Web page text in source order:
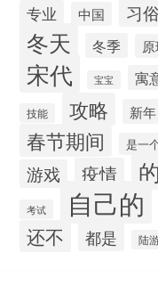
专业 中国 习俗
冬天 冬季
宋代 宝宝 寓
技能 攻略 新年
春节期间 是一
游戏 疫情
考试 自己的
还不 都是 陆